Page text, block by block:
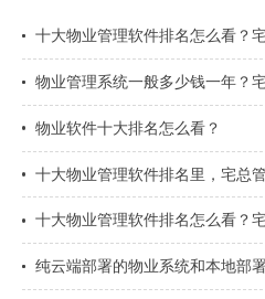
物业软件十大排名怎么看？
纯云端部署的物业系统和本地部